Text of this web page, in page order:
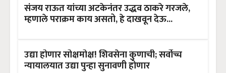
संजय राऊत यांच्या अटकेनंतर उद्धव ठाकरे गरजले,
म्हणाले पराक्रम काय असतो, हे दाखवून देऊ...
उद्या होणार सोक्षमोक्ष! शिवसेना कुणाची; सर्वोच्च
न्यायालयात उद्या पुन्हा सुनावणी होणार